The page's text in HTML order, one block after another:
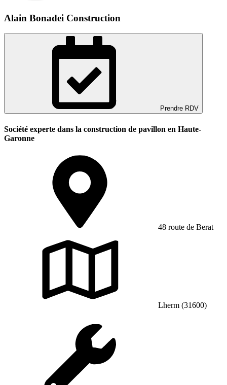
Alain Bonadei Construction
Prendre RDV
Société experte dans la construction de pavillon en Haute-
Garonne
48 route de Berat
Lherm (31600)